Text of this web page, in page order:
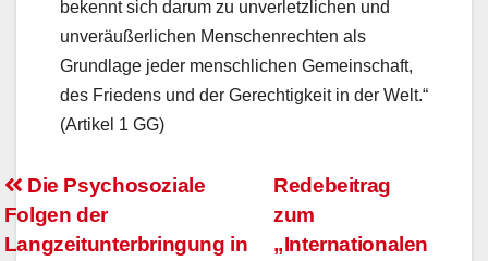
bekennt sich darum zu unverletzlichen und
unveräußerlichen Menschenrechten als
Grundlage jeder menschlichen Gemeinschaft,
des Friedens und der Gerechtigkeit in der Welt.“
(Artikel 1 GG)
Beitrags-
Navigation
Redebeitrag
zum
„Internationalen
Die Psychosoziale
Folgen der
Langzeitunterbringung in